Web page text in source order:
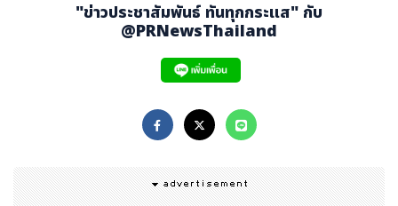
อร์ คอร์ปอร์เรชัน (Toyota Motor Corporation) และ อั
สถานีเติมเชื้อเพลิงไฮโดรเจนความเร็วสูง โดยใช้ฝูงยานพาห
ดร.สุลต่าน อาเหม็ด อัล จาเบอร์ (His Excellency Dr. Sult
an Ahmed Al Jaber) รัฐมนตรีว่าการกระทรวงอุตสาหกรร
"ข่าวประชาสัมพันธ์ ทันทุกกระแส" กับ
@PRNewsThailand